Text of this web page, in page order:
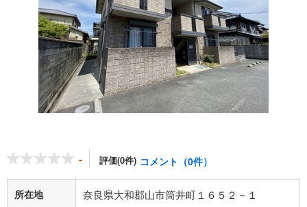
- 評価(0件) コメント（0件）
所在地 奈良県大和郡山市筒井町１６５２－１